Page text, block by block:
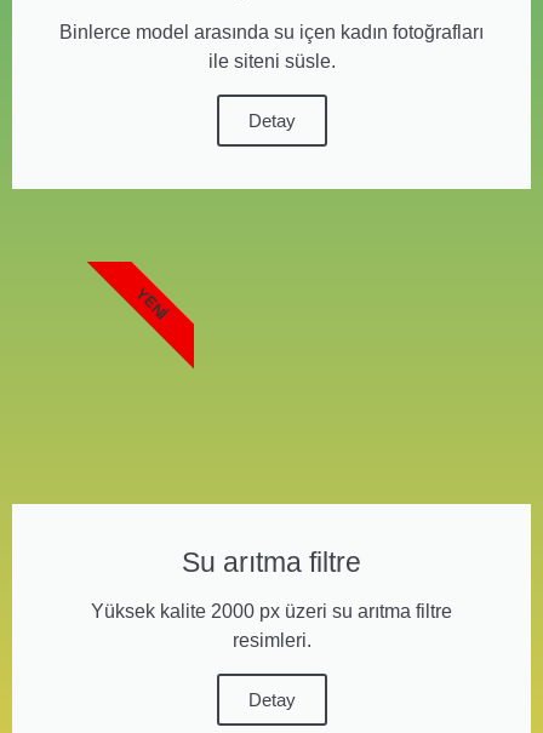
Binlerce model arasında su içen kadın fotoğrafları
ile siteni süsle.
Detay
Su arıtma filtre
Yüksek kalite 2000 px üzeri su arıtma filtre
resimleri.
Detay
YENI